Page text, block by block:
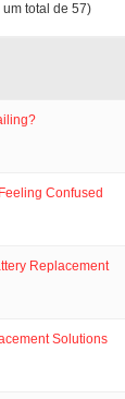
total de 57)
Confused
Replacement
Solutions